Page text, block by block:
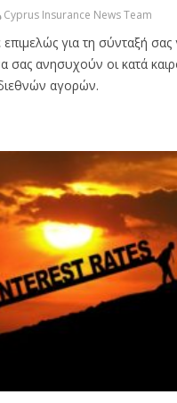
Cyprus Insurance News Team
για τη σύνταξή σας
σας ανησυχούν οι κατά
αγορών.